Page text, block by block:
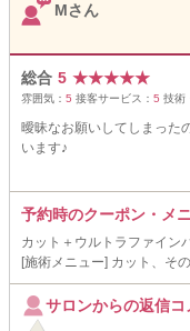
Mさん
総合 5 ★★★★★
雰囲気： 5 接客サービス： 5 技術
曖昧なお願いしてしまった
います♪
予約時のクーポン・メ
カット＋ウルトラファイ
[施術メニュー] カット、そ
サロンからの返信コ